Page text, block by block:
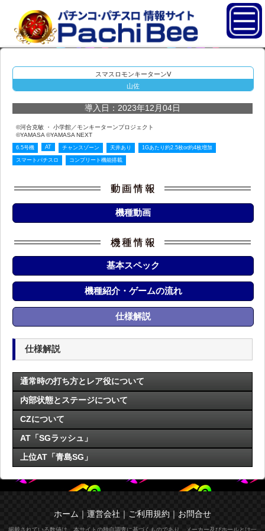
スマスロモンキーターンⅤ
山佐
導入日：2023年12月04日
©河合克敏 ・ 小学館／モンキーターンプロジェクト
©YAMASA ©YAMASA NEXT
6.5号機 AT チャンスゾーン 天井あり 1Gあたり約2.5枚or約4枚増加
スマートパチスロ コンプリート機能搭載
機種動画
基本スペック
機種紹介・ゲームの流れ
仕様解説
仕様解説
通常時の打ち方とレア役について
内部状態とステージについて
CZについて
AT「SGラッシュ」
上位AT「青島SG」
ホーム ｜ 運営会社 ｜ ご利用規約 ｜ お問合せ
掲載されている数値は、本サイトの独自調査に基づくものであり、メーカー及びホールとは一